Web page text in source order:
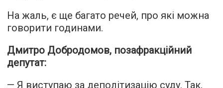
На жаль, є ще багато речей, про які можна
говорити годинами.
Дмитро Добродомов, позафракційний
депутат:
— Я виступаю за деполітизацію суду. Так,